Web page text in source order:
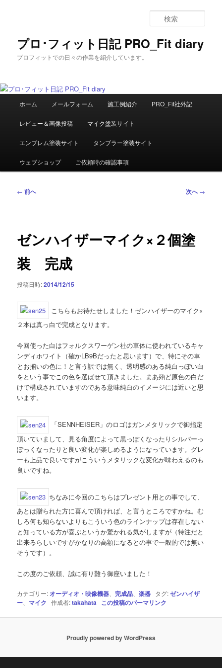
へ
プロ･フィット日記 PRO_Fit diary
プロフィットでの日々の作業を紹介しています。
索
ホーム メールフォーム 施工例紹介 PRO_Fit社外記
レビュー＆画像投稿 マイク塗装サイト
エンブレム塗装サイト タンブラー塗装サイト
ウェブショップ ご依頼時の確認事項
投
ー
ョ
ン
← 前へ 次へ→
ゼンハイザーマイク×２個塗
装 完成
投稿日時:2014/12/15
こちらもお待たせしました！ゼンハイザーのマイク×
２本は真っ白で完成となります。
今回使った白はフォルクスワーゲン社の車体に使われているキャ
ンディホワイト（確かLB9Bだったと思います）で、特にその車
とお揃いの色に！と言う訳では無く、透明感のある純白っぽい白
をという事でこの色を選ばせて頂きました。まあ殆ど原色の白だ
けで構成されていますのである意味純白のイメージには近いと思
います。
「SENNHEISER」のロゴはガンメタリックで御指定
頂いていまして、見る角度によって黒っぽくなったりシルバーっ
ぽっくなったりと良い変化が楽しめるようになっています。グレ
ーも上品で良いですがこういうメタリックな変化が味わえるのも
良いですね。
ちなみに今回のこちらはプレゼント用との事でして、
あとは贈られた方に喜んで頂ければ、と言うところですかね。む
しろ何も知らないよりもこういう色のラインナップは存在しない
と知っている方が喜ぶというか驚かれる気がしますが（特注だと
出来るらしいですがかなりの高額になるとの事で一般的では無い
そうです）。
この度のご依頼、誠に有り難う御座いました！
カテゴリー: オーディオ・映像機器 、完成品 、楽器 タグ:ゼンハイザ
ー
マイク 作成者:takahata この投稿のパーマリンク
Proudly powered by WordPress